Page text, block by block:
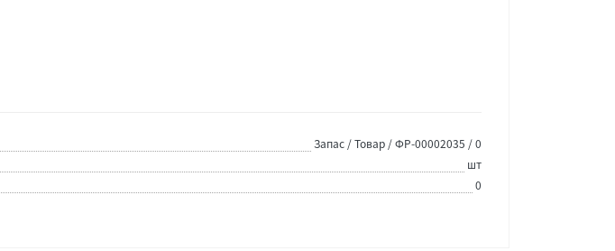
Запас / Товар / ФР-00002035 / 0
шт
0